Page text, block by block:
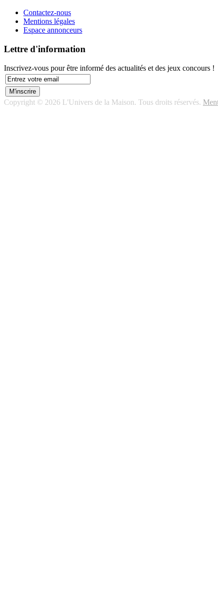
Contactez-nous
Mentions légales
Espace annonceurs
Lettre d'information
Inscrivez-vous pour être informé des actualités et des jeux concours !
Copyright © 2026 L'Univers de la Maison. Tous droits réservés.